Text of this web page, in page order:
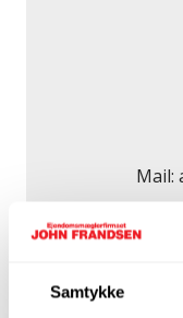
Samtykke
Mail: